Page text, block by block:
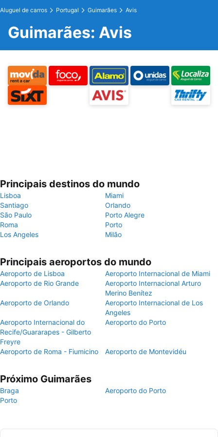
Aluguel de carros Portugal Guimarães Avis
Guimarães: Avis
Principais destinos do mundo
Lisboa
Miami
Santiago
Orlando
São Paulo
Porto Alegre
Roma
Porto
Los Angeles
Milão
Principais aeroportos do mundo
Aeroporto de Lisboa
Aeroporto Internacional de Miami
Aeroporto de Rio Grande
Aeroporto Internacional Arturo
Merino Benítez
Aeroporto de Orlando
Aeroporto Internacional de Los
Angeles
Aeroporto Internacional do
Recife/Guararapes - Gilberto
Freyre
Aeroporto do Porto
Aeroporto de Roma - Fiumicino Aeroporto de Montevidéu
Próximo Guimarães
Braga
Aeroporto do Porto
Porto